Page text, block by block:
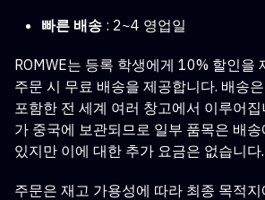
빠른 배송 : 2~4 영업일
ROMWE는 등록 학생에게 10% 할인을
주문 시 무료 배송을 제공합니다. 배송
포함한 전 세계 여러 창고에서 이루어
가 중국에 보관되므로 일부 품목은 배
있지만 이에 대한 추가 요금은 없습니다.
주문은 재고 가용성에 따라 최종 목적